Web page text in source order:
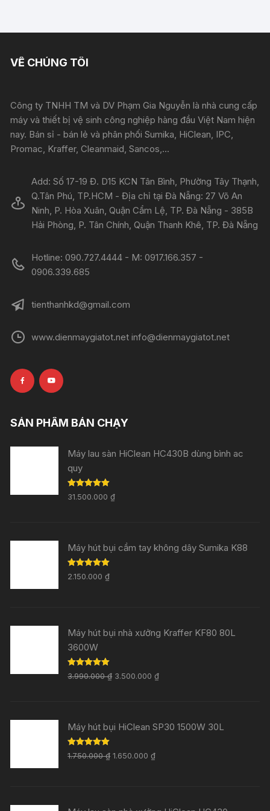
VỀ CHÚNG TÔI
Công ty TNHH TM và DV Phạm Gia Nguyễn là nhà cung cấp
máy và thiết bị vệ sinh công nghiệp hàng đầu Việt Nam hiện
nay. Bán sỉ - bán lẻ và phân phối Sumika, HiClean, IPC,
Promac, Kraffer, Cleanmaid, Sancos,...
Add: Số 17-19 Đ. D15 KCN Tân Bình, Phường Tây Thạnh,
Q.Tân Phú, TP.HCM - Địa chỉ tại Đà Nẵng: 27 Võ An
Ninh, P. Hòa Xuân, Quận Cẩm Lệ, TP. Đà Nẵng - 385B
Hải Phòng, P. Tân Chính, Quận Thanh Khê, TP. Đà Nẵng
Hotline: 090.727.4444 - M: 0917.166.357 -
0906.339.685
tienthanhkd@gmail.com
www.dienmaygiatot.net info@dienmaygiatot.net
SẢN PHẨM BÁN CHẠY
Máy lau sàn HiClean HC430B dùng bình ac
quy
Rated5.00
out of 5
31.500.000₫
Máy hút bụi cầm tay không dây Sumika K88
Rated5.00
out of 5
2.150.000₫
Máy hút bụi nhà xưởng Kraffer KF80 80L
3600W
Rated 5.00
out of 5
3.990.000₫ 3.500.000₫
Máy hút bụi HiClean SP30 1500W 30L
Rated 5.00
out of 5
1.750.000₫ 1.650.000₫